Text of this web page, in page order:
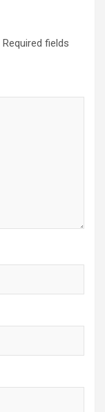
Required fields